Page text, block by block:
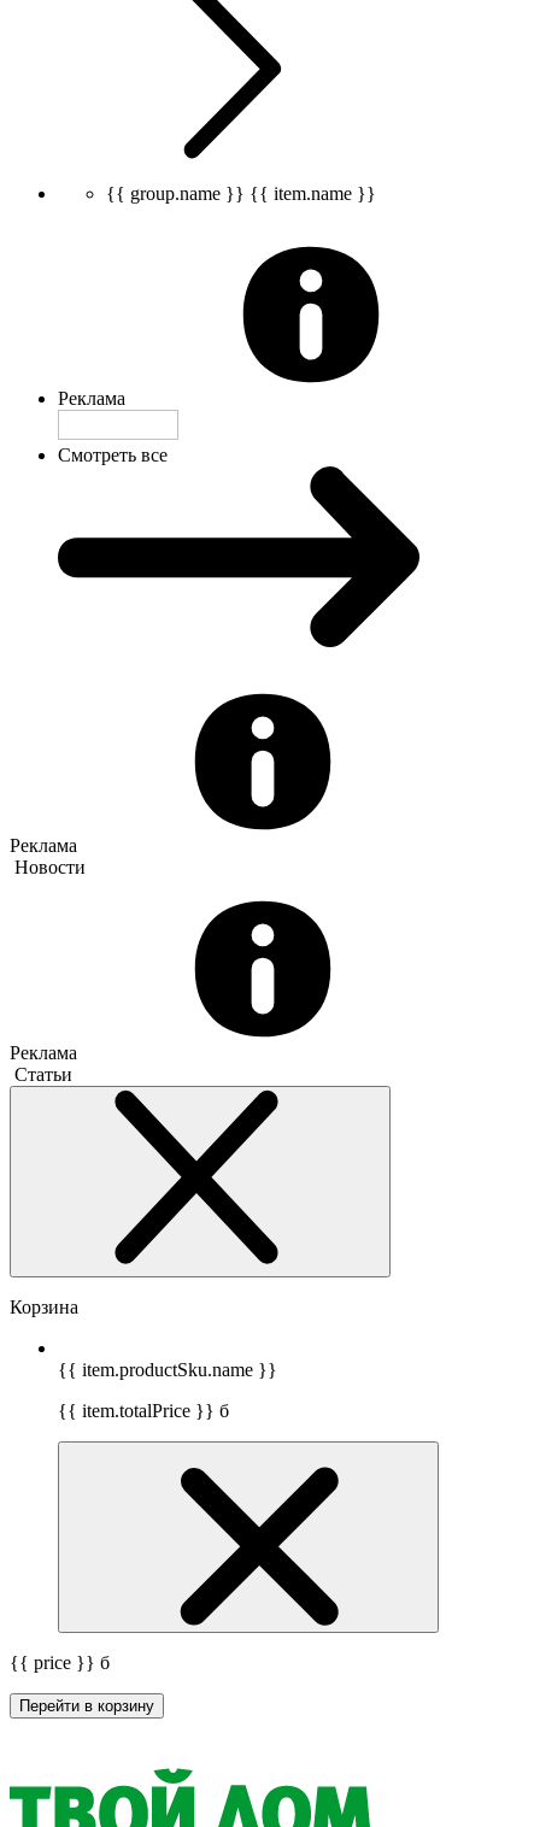
{{ group.name }} {{ item.name }}
Реклама
Смотреть все
Реклама
Новости
Реклама
Статьи
Корзина
{{ item.productSku.name }}
{{ item.totalPrice }} б
{{ price }} б
Перейти в корзину